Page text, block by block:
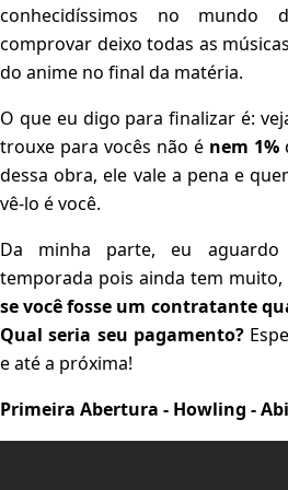
conhecidíssimos no mundo
comprovar deixo todas as
do anime no final da matéria.
O que eu digo para finalizar é:
trouxe para vocês não é nem 1%
dessa obra, ele vale a pena e
vê-lo é você.
Da minha parte, eu aguardo
temporada pois ainda tem
se você fosse um contratante
Qual seria seu pagamento?
e até a próxima!
Primeira Abertura - Howling -